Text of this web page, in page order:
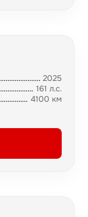
2025
161 л.с.
4100 км